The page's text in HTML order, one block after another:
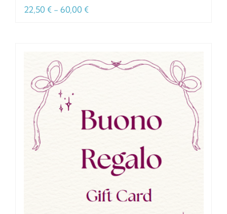
22,50 € - 60,00 €Fascia
a
60,00 €